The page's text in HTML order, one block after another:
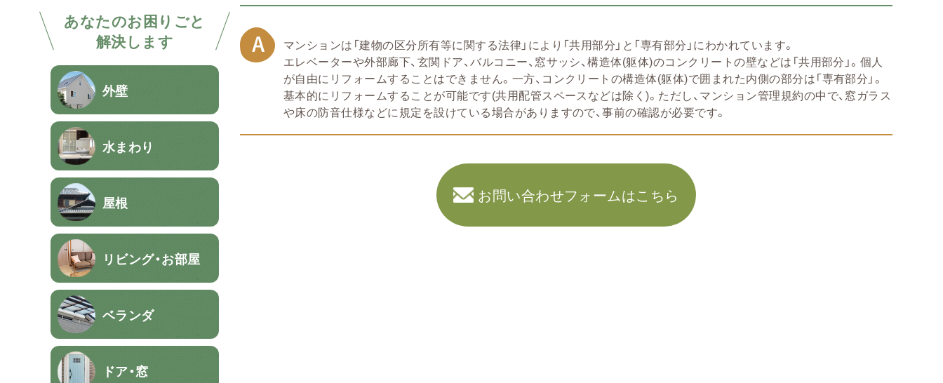
あなたのお困りごと
解決します
外壁
水まわり
屋根
リビング・お部屋
ベランダ
ドア・窓
マンションは「建物の区分所有等に関する法律」により「共用部分」と「専有部分」にわかれています。
エレベーターや外部廊下、玄関ドア、バルコニー、窓サッシ、構造体(躯体)のコンクリートの壁などは「共用部分」。個人
が自由にリフォームすることはできません。一方、コンクリートの構造体(躯体)で囲まれた内側の部分は「専有部分」。
基本的にリフォームすることが可能です(共用配管スペースなどは除く)。ただし、マンション管理規約の中で、窓ガラス
や床の防音仕様などに規定を設けている場合がありますので、事前の確認が必要です。
お問い合わせフォームはこちら